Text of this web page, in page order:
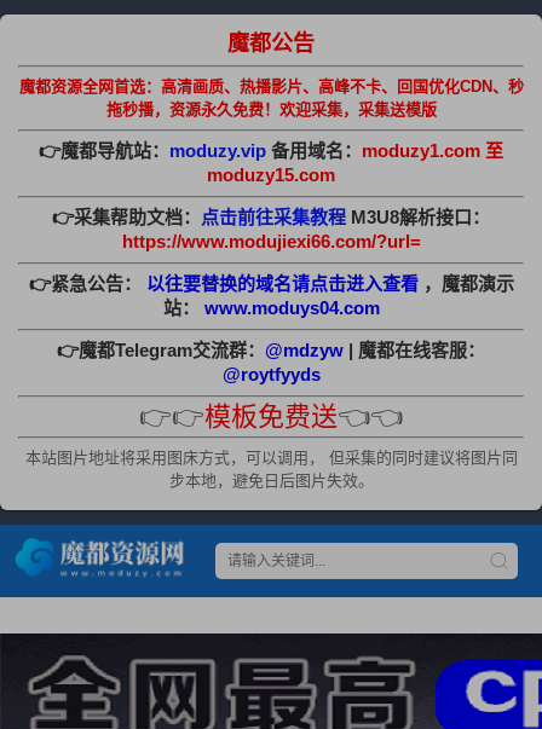
魔都公告
魔都资源全网首选：高清画质、热播影片、高峰不卡、回国优化CDN、秒
拖秒播，资源永久免费！欢迎采集，采集送模版
👉魔都导航站： moduzy.vip 备用域名： moduzy1.com 至
moduzy15.com
👉采集帮助文档： 点击前往采集教程 M3U8解析接口：
https://www.modujiexi66.com/?url=
👉紧急公告： 以往要替换的域名请点击进入查看 ，魔都演示
站：
www.moduys04.com
👉魔都Telegram交流群： @mdzyw | 魔都在线客服：
@roytfyyds
👉👉模板免费送👈👈
本站图片地址将采用图床方式，可以调用， 但采集的同时建议将图片同
步本地，避免日后图片失效。